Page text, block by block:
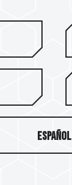
Español